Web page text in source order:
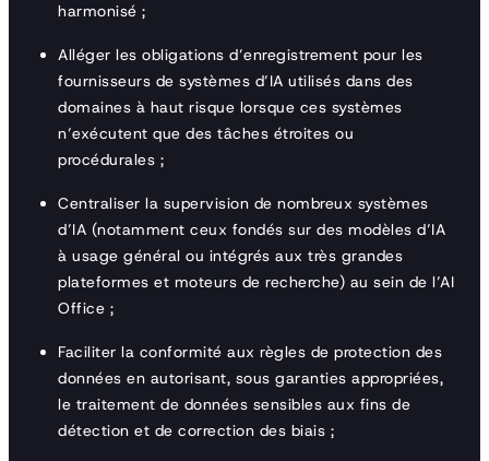
harmonisé ;
Alléger les obligations d’enregistrement pour les
fournisseurs de systèmes d’IA utilisés dans des
domaines à haut risque lorsque ces systèmes
n’exécutent que des tâches étroites ou
procédurales ;
Centraliser la supervision de nombreux systèmes
d’IA (notamment ceux fondés sur des modèles d’IA
à usage général ou intégrés aux très grandes
plateformes et moteurs de recherche) au sein de l’AI
Office ;
Faciliter la conformité aux règles de protection des
données en autorisant, sous garanties appropriées,
le traitement de données sensibles aux fins de
détection et de correction des biais ;